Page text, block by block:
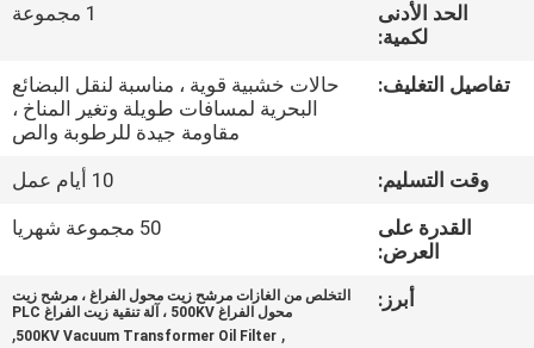
اتصل
الحد الأدنى
لكمية:
1 مجموعة
تفاصيل التغليف:
حالات خشبية قوية ، مناسبة لنقل البضائع
البحرية لمسافات طويلة وتغير المناخ ،
مقاومة جيدة للرطوبة والص
وقت التسليم:
10 أيام عمل
القدرة على
العرض:
50 مجموعة شهريا
أبرز:
التخلص من الغازات مرشح زيت محول الفراغ ، مرشح زيت
محول الفراغ 500KV ، آلة تنقية زيت الفراغ PLC
,
500KV Vacuum Transformer Oil Filter
,